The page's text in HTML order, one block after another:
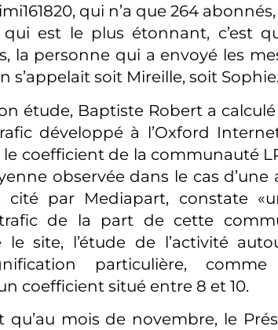
qui n’a que 264
est le plus étonnant, c’est
la personne qui a envoyé les
s’appelait soit Mireille, soit Sophie.
étude, Baptiste Robert a
développé à l’Oxford
coefficient de la communauté
observée dans le cas d’une
cité par Mediapart, constate
de la part de cette
le site, l’étude de l’activité
particulière,
coefficient situé entre 8 et 10.
qu’au mois de novembre, le